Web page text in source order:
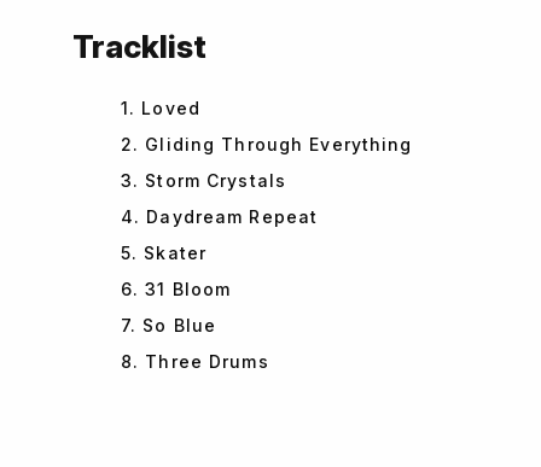
Tracklist
1. Loved
2. Gliding Through Everything
3. Storm Crystals
4. Daydream Repeat
5. Skater
6. 31 Bloom
7. So Blue
8. Three Drums